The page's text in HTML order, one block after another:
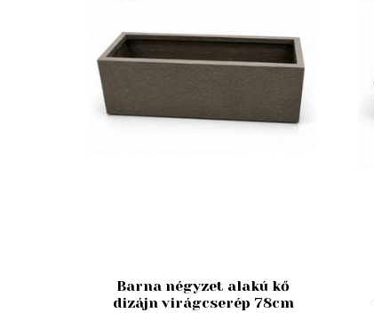
Barna négyzet alakú kő
dizájn virágcserép 78cm